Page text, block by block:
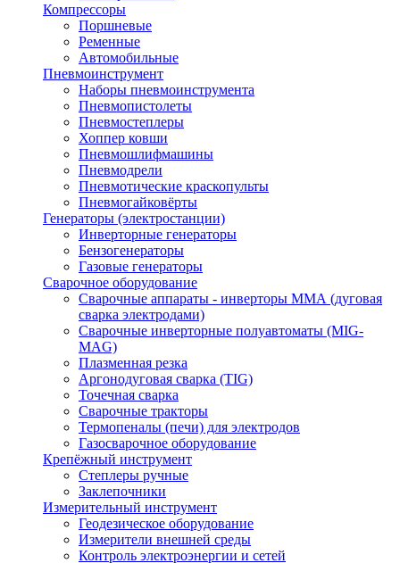
Компрессоры
Поршневые
Ременные
Автомобильные
Пневмоинструмент
Наборы пневмоинструмента
Пневмопистолеты
Пневмостеплеры
Хоппер ковши
Пневмошлифмашины
Пневмодрели
Пневмотические краскопульты
Пневмогайковёрты
Генераторы (электростанции)
Инверторные генераторы
Бензогенераторы
Газовые генераторы
Сварочное оборудование
Сварочные аппараты - инверторы ММА (дуговая
сварка электродами)
Сварочные инверторные полуавтоматы (MIG-
MAG)
Плазменная резка
Аргонодуговая сварка (TIG)
Точечная сварка
Сварочные тракторы
Термопеналы (печи) для электродов
Газосварочное оборудование
Крепёжный инструмент
Степлеры ручные
Заклепочники
Измерительный инструмент
Геодезическое оборудование
Измерители внешней среды
Контроль электроэнергии и сетей